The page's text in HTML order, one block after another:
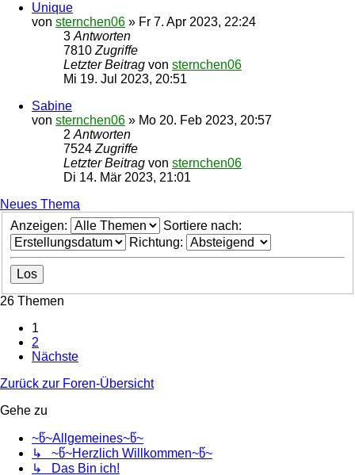
Unique
von sternchen06 » Fr 7. Apr 2023, 22:24
3 Antworten
7810 Zugriffe
Letzter Beitrag von sternchen06
Mi 19. Jul 2023, 20:51
Sabine
von sternchen06 » Mo 20. Feb 2023, 20:57
2 Antworten
7524 Zugriffe
Letzter Beitrag von sternchen06
Di 14. Mär 2023, 21:01
Neues Thema
Anzeigen:
Sortiere nach:
Richtung:
26 Themen
1
2
Nächste
Zurück zur Foren-Übersicht
Gehe zu
~წ~Allgemeines~წ~
↳ ~წ~Herzlich Willkommen~წ~
↳ Das Bin ich!